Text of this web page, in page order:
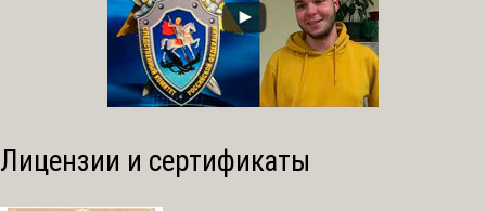
Лицензии и сертификаты